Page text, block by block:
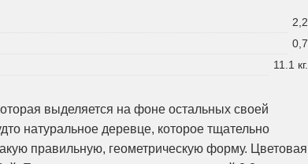
2,2
0,7
11.1 кг.
выделяется на фоне остальных своей
натуральное деревце, которое тщательно
правильную, геометрическую форму. Цветовая